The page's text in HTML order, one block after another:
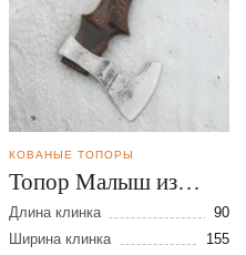
КОВАНЫЕ ТОПОРЫ
Топор Малыш из
стали 9ХС
Длина клинка
90
Ширина клинка
155